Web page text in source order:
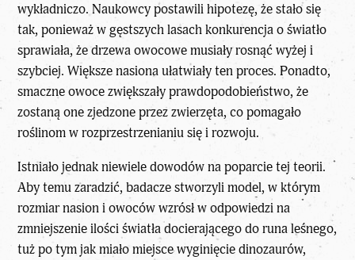
wykładniczo. Naukowcy postawili hipotezę, że stało się
tak, ponieważ w gęstszych lasach konkurencja o światło
sprawiała, że drzewa owocowe musiały rosnąć wyżej i
szybciej. Większe nasiona ułatwiały ten proces. Ponadto,
smaczne owoce zwiększały prawdopodobieństwo, że
zostaną one zjedzone przez zwierzęta, co pomagało
roślinom w rozprzestrzenianiu się i rozwoju.
Istniało jednak niewiele dowodów na poparcie tej teorii.
Aby temu zaradzić, badacze stworzyli model, w którym
rozmiar nasion i owoców wzrósł w odpowiedzi na
zmniejszenie ilości światła docierającego do runa leśnego,
tuż po tym jak miało miejsce wyginięcie dinozaurów,